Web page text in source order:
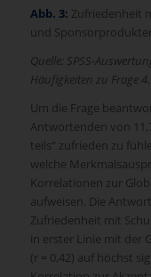
Abb. 3: Zufriedenheit
und
Quelle: SPSS-
Häufigkeiten zu Frage 4.
Um die Frage
Antwortenden von
teils“ zufrieden zu
welche
Korrelationen zur
aufweisen. Die
Zufriedenheit mit
in erster Linie mit der
(r = 0,42) auf höchst